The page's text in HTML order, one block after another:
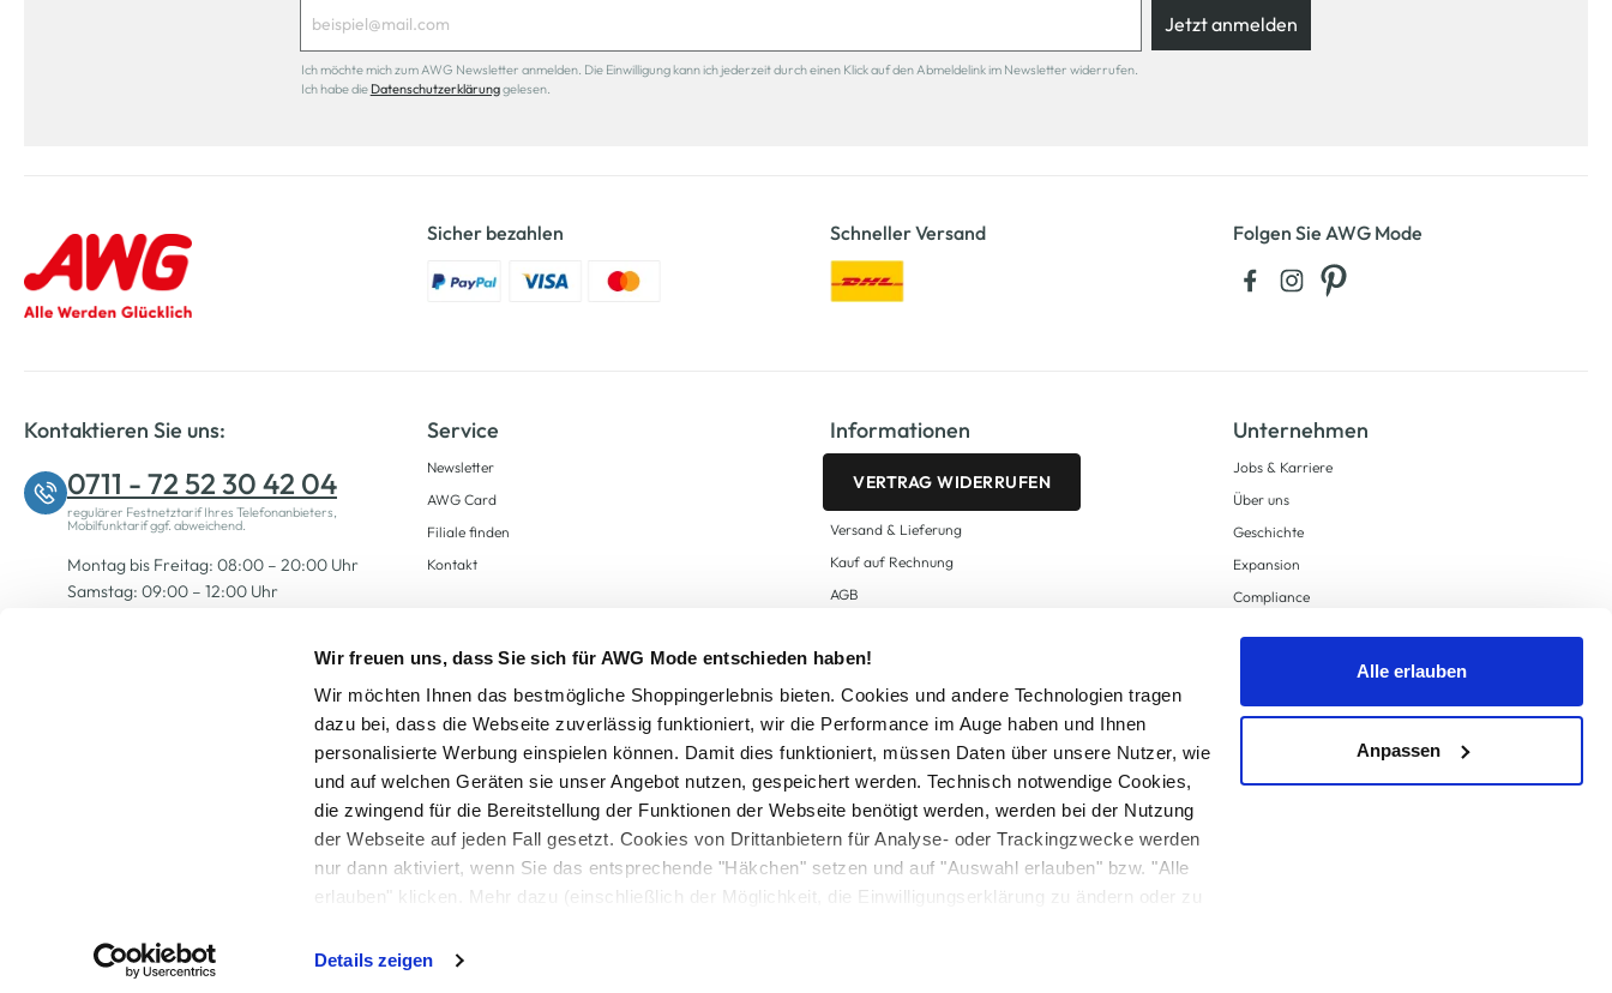
Wir freuen uns, dass Sie sich für AWG Mode entschieden haben!
Wir möchten Ihnen das bestmögliche Shoppingerlebnis bieten. Cookies und andere Technologien tragen
dazu bei, dass die Webseite zuverlässig funktioniert, wir die Performance im Auge haben und Ihnen
personalisierte Werbung einspielen können. Damit dies funktioniert, müssen Daten über unsere Nutzer, wie
und auf welchen Geräten sie unser Angebot nutzen, gespeichert werden. Technisch notwendige Cookies,
die zwingend für die Bereitstellung der Funktionen der Webseite benötigt werden, werden bei der Nutzung
der Webseite auf jeden Fall gesetzt. Cookies von Drittanbietern für Analyse- oder Trackingzwecke werden
nur dann aktiviert, wenn Sie das entsprechende "Häkchen" setzen und auf "Auswahl erlauben" bzw. "Alle
erlauben" klicken. Mehr dazu (einschließlich der Möglichkeit, die Einwilligungserklärung zu ändern oder zu
Details zeigen
Alle erlauben
Anpassen
Jetzt anmelden
Ich möchte mich zum AWG Newsletter anmelden. Die Einwilligung kann ich jederzeit durch einen Klick auf den Abmeldelink im Newsletter widerrufen.
Ich habe die Datenschutzerklärunggelesen.
Sicher bezahlen Schneller Versand Folgen Sie AWG Mode
Kontaktieren Sie uns:
0711 - 72 52 30 42 04
regulärer Festnetztarif Ihres Telefonanbieters,
Mobilfunktarif ggf. abweichend.
Montag bis Freitag: 08:00 – 20:00 Uhr
Samstag: 09:00 – 12:00 Uhr
Service
Newsletter
AWG Card
Filiale finden
Kontakt
Informationen
VERTRAG WIDERRUFEN
Versand & Lieferung
Kauf auf Rechnung
AGB
Zahlungsarten
Datenschutz
AWG CARD Teilnahmebedingungen
Unternehmen
Jobs & Karriere
Über uns
Geschichte
Expansion
Compliance
Supply Chain Due Diligence
Alle Preise inkl. gesetzl. Mehrwertsteuer zzgl.